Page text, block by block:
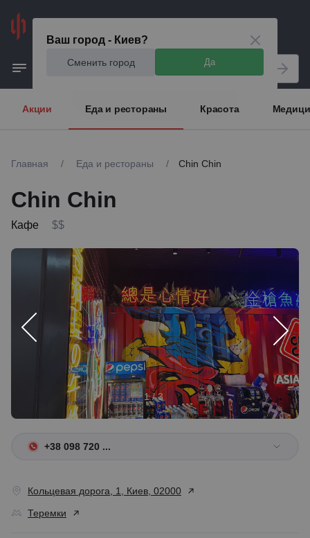
Ваш город - Киев?
Сменить город Да
Акции Еда и рестораны Красота
Главная / Еда и рестораны / Chin Chin
Chin Chin
Кафе $$
1 / 3
+38 098 720 ...
Кольцевая дорога, 1, Киев, 02000
Теремки